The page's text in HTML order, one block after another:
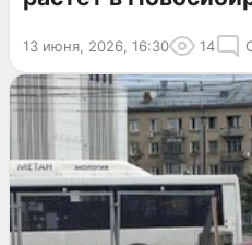
13 июня, 2026, 16:30 14